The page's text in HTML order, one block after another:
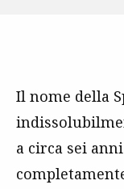
Il nome della
a circa sei